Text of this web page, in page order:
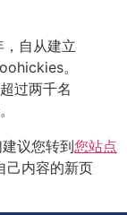
自从建立
。
过两千名
议您转到您站点
己内容的新页